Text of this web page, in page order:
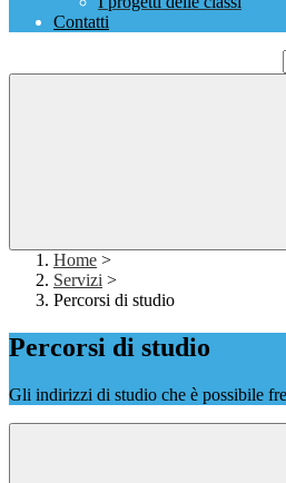
Contatti
Home >
Servizi >
Percorsi di studio
Percorsi di studio
Gli indirizzi di studio che è possibile